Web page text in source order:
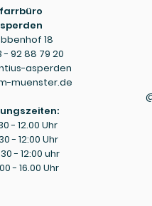
18
- 92 88 79 20
asperden
muenster.de
- 12.00 Uhr
- 12:00 Uhr
- 12:00 uhr
- 16.00 Uhr